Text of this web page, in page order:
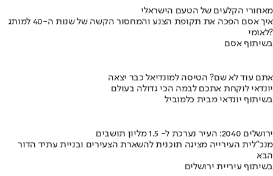
מאחורי הקלעים של הטעם הישראלי
איך אסם הפכה את תקופת הצנע והמחסור הקשה של שנות ה-40 למותג
לאומי?
בשיתוף אסם
אתם עוד לא שם? הטיסה למונדיאל כבר יצאה
יונדאי לוקחת אתכם לבמה הכי גדולה בעולם
בשיתוף יונדאי מבית כלמוביל
ירושלים 2040: העיר נערכת ל- 1.5 מליון תושבים
מנכ"לית העירייה מציגה תוכנית להשארת הצעירים ובניית עתיד הדור
הבא
בשיתוף עיריית ירושלים